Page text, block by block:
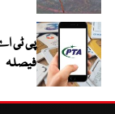
پی ٹی
فیصلہ